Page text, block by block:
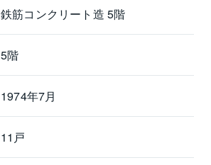
鉄筋コンクリート造 5階
5階
1974年7月
11戸